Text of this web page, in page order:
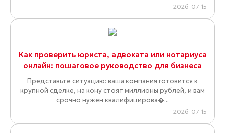
2026-07-15
Как проверить юриста, адвоката или нотариуса
онлайн: пошаговое руководство для бизнеса
Представьте ситуацию: ваша компания готовится к
крупной сделке, на кону стоят миллионы рублей, и вам
срочно нужен квалифицирова�...
2026-07-15